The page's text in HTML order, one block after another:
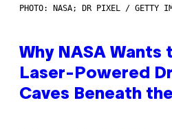
PHOTO: NASA; DR PIXEL / GETTY
Why NASA Wants
Laser-Powered
Caves Beneath